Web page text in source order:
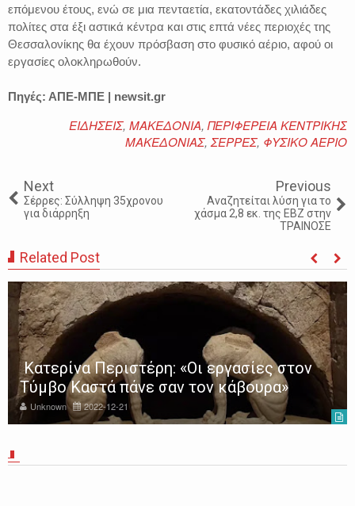
επόμενου έτους, ενώ σε μια πενταετία, εκατοντάδες χιλιάδες
πολίτες στα έξι αστικά κέντρα και στις επτά νέες περιοχές της
Θεσσαλονίκης θα έχουν πρόσβαση στο φυσικό αέριο, αφού οι
εργασίες ολοκληρωθούν.
Πηγές: ΑΠΕ-ΜΠΕ | newsit.gr
ΕΙΔΗΣΕΙΣ, ΜΑΚΕΔΟΝΙΑ, ΠΕΡΙΦΕΡΕΙΑ ΚΕΝΤΡΙΚΗΣ
ΜΑΚΕΔΟΝΙΑΣ, ΣΕΡΡΕΣ, ΦΥΣΙΚΟ ΑΕΡΙΟ
Next
Σέρρες: Σύλληψη 35χρονου
για διάρρηξη
Previous
Αναζητείται λύση για το
χάσμα 2,8 εκ. της ΕΒΖ στην
ΤΡΑΙΝΟΣΕ
Related Post
Κατερίνα Περιστέρη: «Οι εργασίες στον
Τύμβο Καστά πάνε σαν τον κάβουρα»
Unknown 2022-12-21